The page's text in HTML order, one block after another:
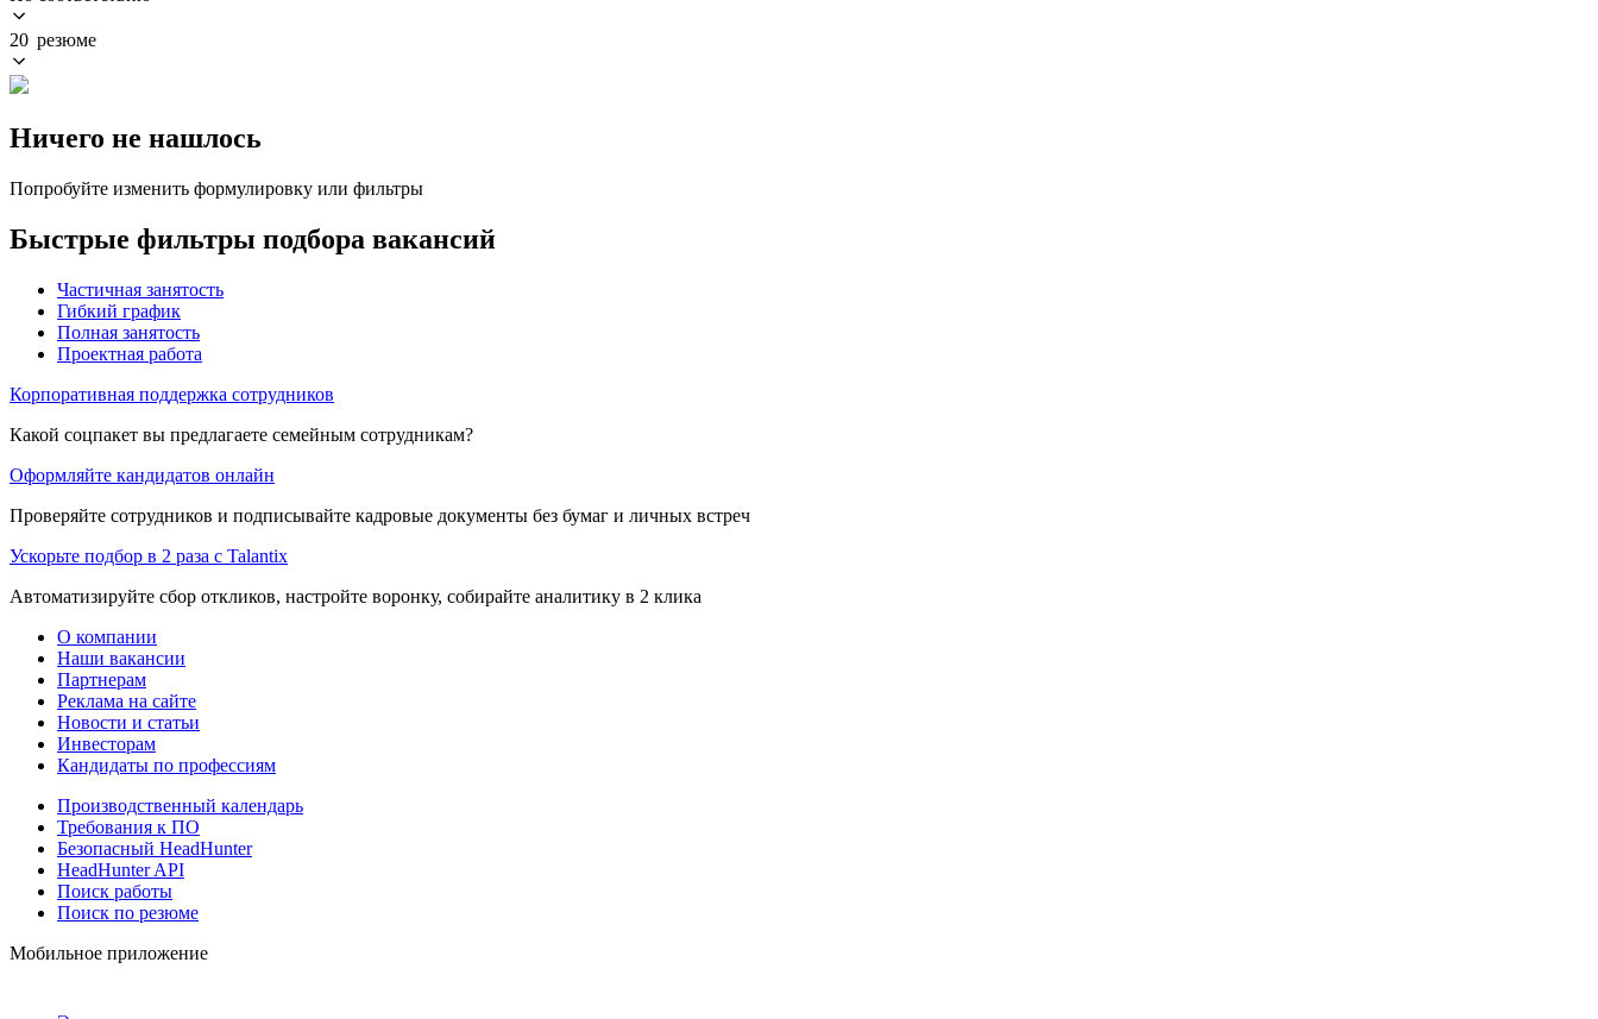
20 резюме
Ничего не нашлось
Попробуйте изменить формулировку или фильтры
Быстрые фильтры подбора вакансий
Частичная занятость
Гибкий график
Полная занятость
Проектная работа
Корпоративная поддержка сотрудников
Какой соцпакет вы предлагаете семейным сотрудникам?
Оформляйте кандидатов онлайн
Проверяйте сотрудников и подписывайте кадровые документы без бумаг и личных встреч
Ускорьте подбор в 2 раза с Talantix
Автоматизируйте сбор откликов, настройте воронку, собирайте аналитику в 2 клика
О компании
Наши вакансии
Партнерам
Реклама на сайте
Новости и статьи
Инвесторам
Кандидаты по профессиям
Производственный календарь
Требования к ПО
Безопасный HeadHunter
HeadHunter API
Поиск работы
Поиск по резюме
Мобильное приложение